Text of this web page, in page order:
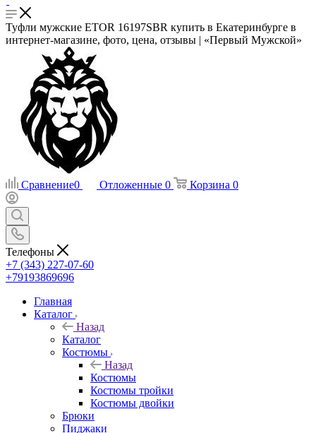
Туфли мужские ETOR 16197SBR купить в Екатеринбурге в
интернет-магазине, фото, цена, отзывы | «Первый Мужской»
Сравнение0 Отложенные 0 Корзина 0
Телефоны
+7 (343) 227-07-60
+79193869696
Главная
Каталог
Назад
Каталог
Костюмы
Назад
Костюмы
Костюмы тройки
Костюмы двойки
Брюки
Пиджаки